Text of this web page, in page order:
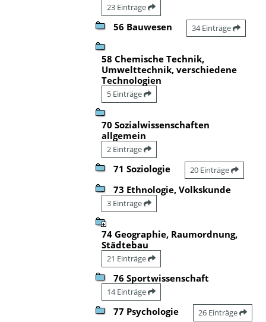
23 Einträge
56 Bauwesen 34 Einträge
58 Chemische Technik,
Umwelttechnik, verschiedene
Technologien
5 Einträge
70 Sozialwissenschaften
allgemein
2 Einträge
71 Soziologie 20 Einträge
73 Ethnologie, Volkskunde
3 Einträge
74 Geographie, Raumordnung,
Städtebau
21 Einträge
76 Sportwissenschaft
14 Einträge
77 Psychologie 26 Einträge